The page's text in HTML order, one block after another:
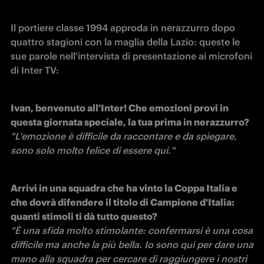
Il portiere classe 1994 approda in nerazzurro dopo
quattro stagioni con la maglia della Lazio: queste le
sue parole nell'intervista di presentazione ai microfoni
di Inter TV:
Ivan, benvenuto all'Inter! Che emozioni provi in
"L'emozione è difficile da raccontare e da spiegare,
sono solo molto felice di essere qui."
Arrivi in una squadra che ha vinto la Coppa Italia e
che dovrà difendere il titolo di Campione d'Italia:
quanti stimoli ti dà tutto questo?
"È una sfida molto stimolante: confermarsi è una cosa
difficile ma anche la più bella. Io sono qui per dare una
mano alla squadra per cercare di raggiungere i nostri